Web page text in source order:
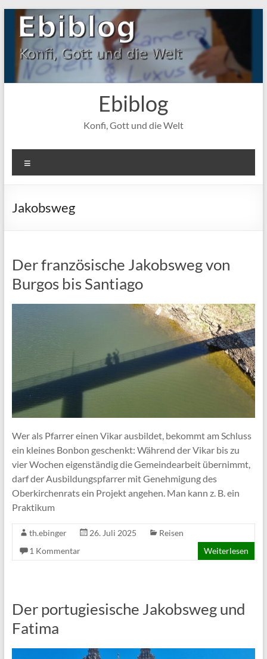
Zum
Inhalt
springen
Ebiblog
Konfi, Gott und die Welt
Jakobsweg
Der französische Jakobsweg von
Burgos bis Santiago
Wer als Pfarrer einen Vikar ausbildet, bekommt am Schluss
ein kleines Bonbon geschenkt: Während der Vikar bis zu
vier Wochen eigenständig die Gemeindearbeit übernimmt,
darf der Ausbildungspfarrer mit Genehmigung des
Oberkirchenrats ein Projekt angehen. Man kann z. B. ein
Praktikum
th.ebinger 26. Juli 2025
Reisen
1 Kommentar
Weiterlesen
Der portugiesische Jakobsweg und
Fatima